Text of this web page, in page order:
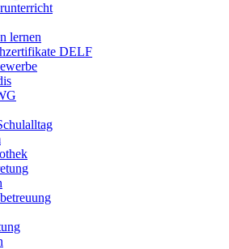
lernen
DELF